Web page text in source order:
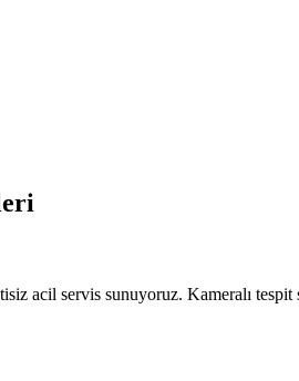
Vidanjor — Alanya Hizmetinde
acil servis sunuyoruz. Kameralı